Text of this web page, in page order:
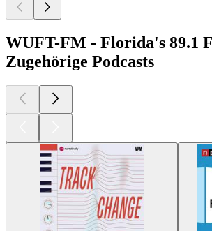
WUFT-FM - Florida's 89.1
Zugehörige Podcasts